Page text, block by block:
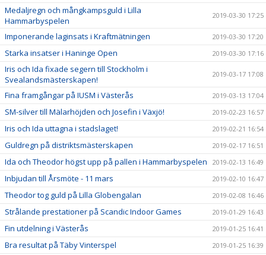
Medaljregn och mångkampsguld i Lilla
Hammarbyspelen
2019-03-30 17:25
Imponerande laginsats i Kraftmätningen 2019-03-30 17:20
Starka insatser i Haninge Open 2019-03-30 17:16
Iris och Ida fixade segern till Stockholm i
Svealandsmästerskapen!
2019-03-17 17:08
Fina framgångar på IUSM i Västerås 2019-03-13 17:04
SM-silver till Mälarhöjden och Josefin i Växjö! 2019-02-23 16:57
Iris och Ida uttagna i stadslaget! 2019-02-21 16:54
Guldregn på distriktsmästerskapen 2019-02-17 16:51
Ida och Theodor högst upp på pallen i Hammarbyspelen 2019-02-13 16:49
Inbjudan till Årsmöte - 11 mars 2019-02-10 16:47
Theodor tog guld på Lilla Globengalan 2019-02-08 16:46
Strålande prestationer på Scandic Indoor Games 2019-01-29 16:43
Fin utdelning i Västerås 2019-01-25 16:41
Bra resultat på Täby Vinterspel 2019-01-25 16:39